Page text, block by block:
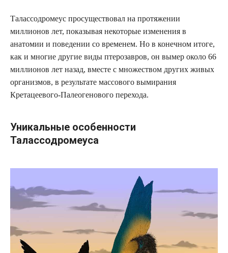
Талассодромеус просуществовал на протяжении
миллионов лет, показывая некоторые изменения в
анатомии и поведении со временем. Но в конечном итоге,
как и многие другие виды птерозавров, он вымер около 66
миллионов лет назад, вместе с множеством других живых
организмов, в результате массового вымирания
Кретацеевого-Палеогенового перехода.
Уникальные особенности
Талассодромеуса